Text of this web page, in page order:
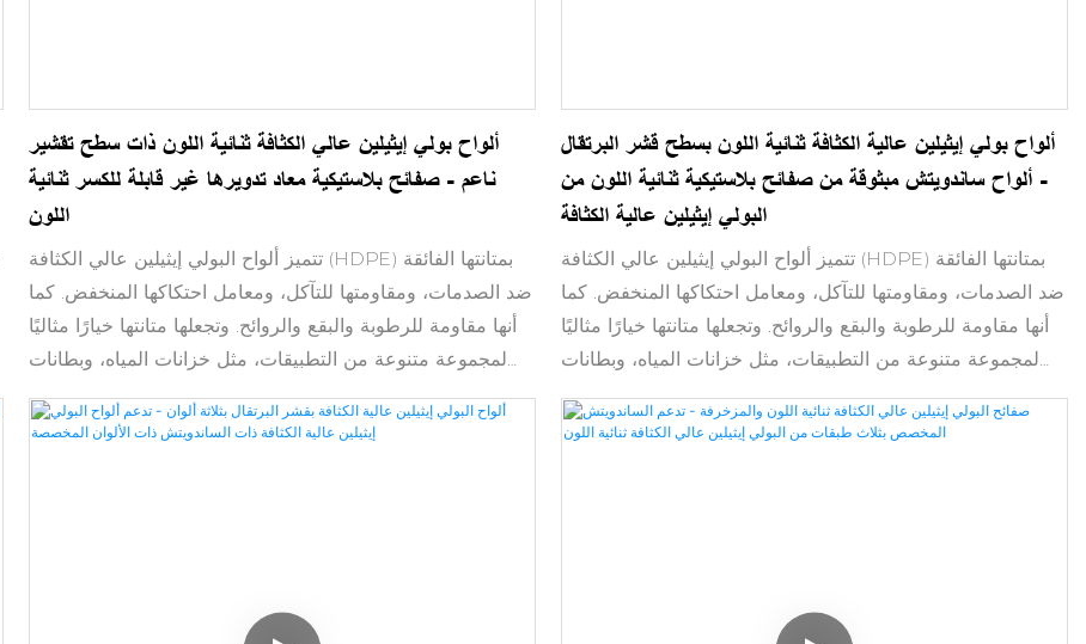
ألواح بولي إيثيلين عالي الكثافة ثنائية اللون ذات سطح تقشير
ناعم - صفائح بلاستيكية معاد تدويرها غير قابلة للكسر ثنائية
اللون
تتميز ألواح البولي إيثيلين عالي الكثافة (HDPE) بمتانتها الفائقة
ضد الصدمات، ومقاومتها للتآكل، ومعامل احتكاكها المنخفض. كما
أنها مقاومة للرطوبة والبقع والروائح. وتجعلها متانتها خيارًا مثاليًا
لمجموعة متنوعة من التطبيقات، مثل خزانات المياه، وبطانات
الصناعية الأخرى. يوفر البولي إيثيلين عالي الكثافة المُدمج حماية
ألواح بولي إيثيلين عالية الكثافة ثنائية اللون بسطح قشر البرتقال
- ألواح ساندويتش مبثوقة من صفائح بلاستيكية ثنائية اللون من
البولي إيثيلين عالية الكثافة
تتميز ألواح البولي إيثيلين عالي الكثافة (HDPE) بمتانتها الفائقة
ضد الصدمات، ومقاومتها للتآكل، ومعامل احتكاكها المنخفض. كما
أنها مقاومة للرطوبة والبقع والروائح. وتجعلها متانتها خيارًا مثاليًا
لمجموعة متنوعة من التطبيقات، مثل خزانات المياه، وبطانات
الصناعية الأخرى. يوفر البولي إيثيلين عالي الكثافة المُدمج حماية